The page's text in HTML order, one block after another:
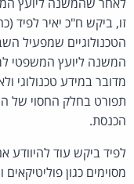
זו, ביקש ח"כ יאיר לפיד
הטכנולוגיים שמפעיל
המשנה ליועץ המשפטי
מדובר במידע טכנולוגי
תפורט בחלק החסוי של
הכנסת.
לפיד ביקש עוד להיוודע
מסוימים כגון